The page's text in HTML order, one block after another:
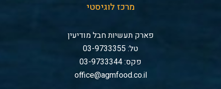
מרכז לוגיסטי
פארק תעשיות חבל מודיעין
טל: 03-9733355
פקס: 03-9733344
office@agmfood.co.il